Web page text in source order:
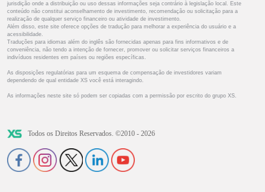
jurisdição onde a distribuição ou uso dessas informações seja contrário à legislação local. Este
conteúdo não constitui aconselhamento de investimento, recomendação ou solicitação para a
realização de qualquer serviço financeiro ou atividade de investimento.
Além disso, este site oferece opções de tradução para melhorar a experiência do usuário e a
acessibilidade.
Traduções para idiomas além do inglês são fornecidas apenas para fins informativos e de
conveniência, não tendo a intenção de fornecer, promover ou solicitar serviços financeiros a
indivíduos residentes em países ou regiões específicas.
As disposições regulatórias para um esquema de compensação de investidores variam
dependendo de qual entidade XS você está interagindo.
As informações neste site só podem ser copiadas com a permissão por escrito do grupo XS.
Todos os Direitos Reservados. ©2010 - 2026